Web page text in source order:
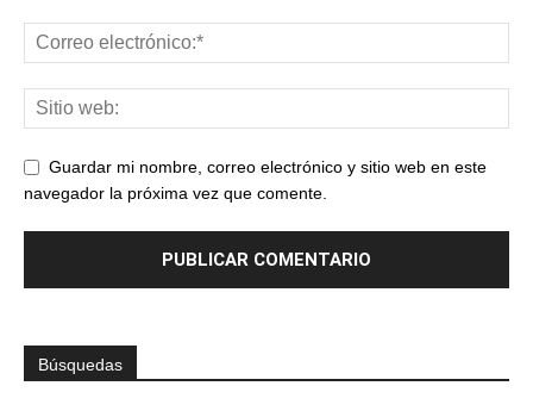
Guardar mi nombre, correo electrónico y sitio web en este
navegador la próxima vez que comente.
Búsquedas